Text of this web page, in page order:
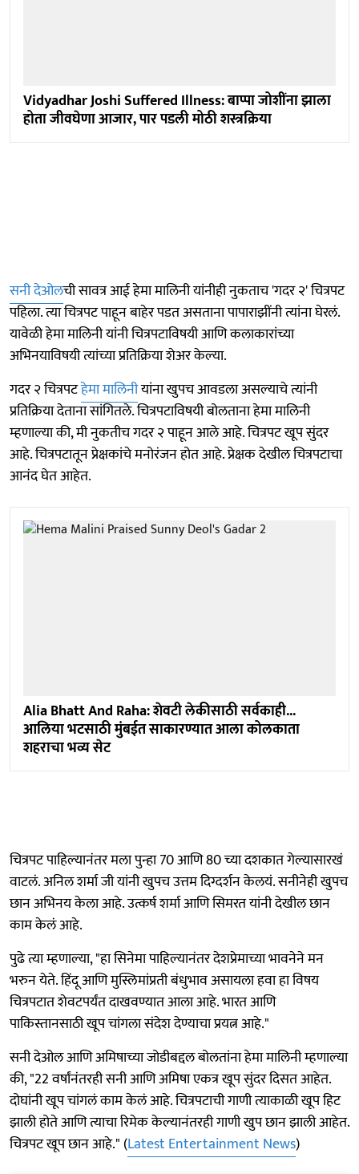
Vidyadhar Joshi Suffered Illness: बाप्पा जोशींना झाला
होता जीवघेणा आजार, पार पडली मोठी शस्त्रक्रिया
सनी देओलची सावत्र आई हेमा मालिनी यांनीही नुकताच 'गदर २' चित्रपट
पहिला. त्या चित्रपट पाहून बाहेर पडत असताना पापाराझींनी त्यांना घेरलं.
यावेळी हेमा मालिनी यांनी चित्रपटाविषयी आणि कलाकारांच्या
अभिनयाविषयी त्यांच्या प्रतिक्रिया शेअर केल्या.
गदर २ चित्रपटहेमा मालिनीयांना खुपच आवडला असल्याचे त्यांनी
प्रतिक्रिया देताना सांगितले. चित्रपटाविषयी बोलताना हेमा मालिनी
म्हणाल्या की, मी नुकतीच गदर २ पाहून आले आहे. चित्रपट खूप सुंदर
आहे. चित्रपटातून प्रेक्षकांचे मनोरंजन होत आहे. प्रेक्षक देखील चित्रपटाचा
आनंद घेत आहेत.
Alia Bhatt And Raha: शेवटी लेकीसाठी सर्वकाही...
आलिया भटसाठी मुंबईत साकारण्यात आला कोलकाता
शहराचा भव्य सेट
चित्रपट पाहिल्यानंतर मला पुन्हा 70 आणि 80 च्या दशकात गेल्यासारखं
वाटलं. अनिल शर्मा जी यांनी खुपच उत्तम दिग्दर्शन केलयं. सनीनेही खुपच
छान अभिनय केला आहे. उत्कर्ष शर्मा आणि सिमरत यांनी देखील छान
काम केलं आहे.
पुढे त्या म्हणाल्या, "हा सिनेमा पाहिल्यानंतर देशप्रेमाच्या भावनेने मन
भरुन येते. हिंदू आणि मुस्लिमांप्रती बंधुभाव असायला हवा हा विषय
चित्रपटात शेवटपर्यंत दाखवण्यात आला आहे. भारत आणि
पाकिस्तानसाठी खूप चांगला संदेश देण्याचा प्रयत्न आहे."
सनी देओल आणि अमिषाच्या जोडीबद्दल बोलतांना हेमा मालिनी म्हणाल्या
की, "22 वर्षांनंतरही सनी आणि अमिषा एकत्र खूप सुंदर दिसत आहेत.
दोघांनी खूप चांगलं काम केलं आहे. चित्रपटाची गाणी त्याकाळी खूप हिट
झाली होते आणि त्याचा रिमेक केल्यानंतरही गाणी खुप छान झाली आहेत.
चित्रपट खूप छान आहे." (Latest Entertainment News)